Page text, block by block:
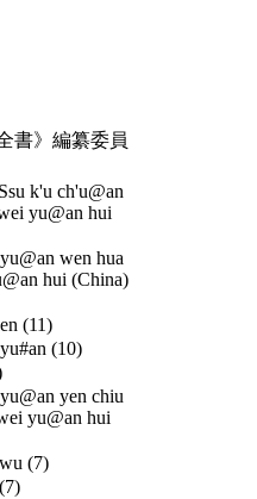
書》編纂委員
k'u ch'u@an
yu@an hui
wen hua
hui (China)
(11)
(10)
yen chiu
yu@an hui
(7)
(7)